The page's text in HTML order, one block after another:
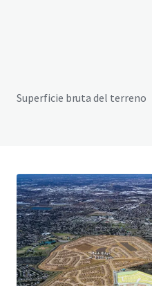
Superficie bruta del terreno